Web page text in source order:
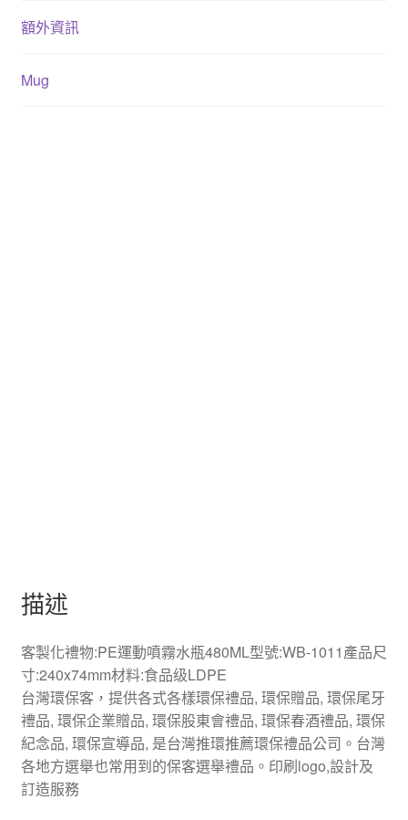
額外資訊
Mug
描述
客製化禮物:PE運動噴霧水瓶480ML型號:WB-1011產品尺
寸:240x74mm材料:食品级LDPE
台灣環保客，提供各式各樣環保禮品, 環保贈品, 環保尾牙
禮品, 環保企業贈品, 環保股東會禮品, 環保春酒禮品, 環保
紀念品, 環保宣導品, 是台灣推環推薦環保禮品公司。台灣
各地方選舉也常用到的保客選舉禮品。印刷logo,設計及
訂造服務